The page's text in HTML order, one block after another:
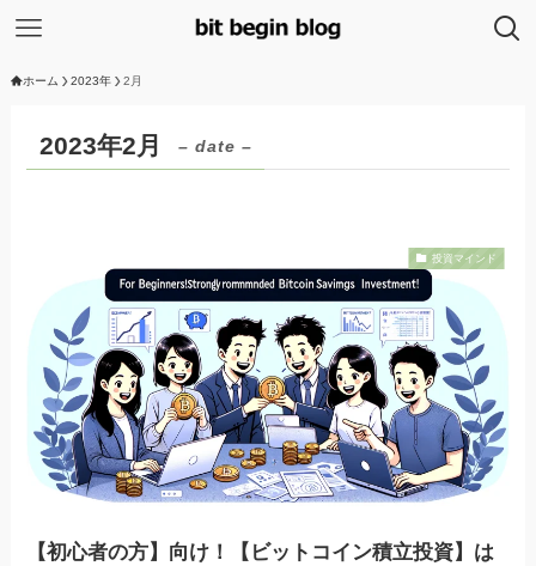
ホーム 2023年 2月
2023年2月 – date –
投資マインド
【初心者の方】向け！【ビットコイン積立投資】は